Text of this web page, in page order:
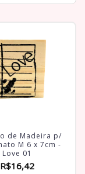
de Madeira p/
M 6 x 7cm -
Love 01
R$16,42